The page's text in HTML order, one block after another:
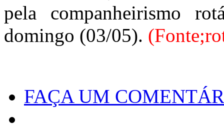
pela companheirismo
domingo (03/05).
FAÇA UM